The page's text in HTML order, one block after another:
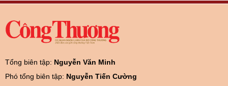
Tổng biên tập: Nguyễn Văn Minh
Phó tổng biên tập: Nguyễn Tiến Cường